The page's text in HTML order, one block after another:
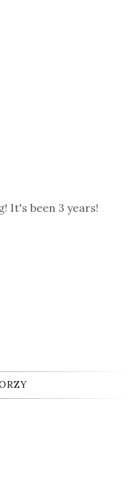
It's been 3 years!